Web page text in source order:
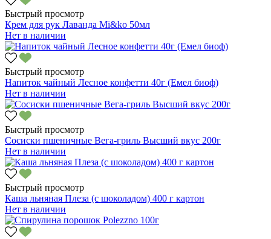
Быстрый просмотр
Крем для рук Лаванда Mi&ko 50мл
Нет в наличии
Быстрый просмотр
Напиток чайный Лесное конфетти 40г (Емел биоф)
Нет в наличии
Быстрый просмотр
Сосиски пшеничные Вега-гриль Высший вкус 200г
Нет в наличии
Быстрый просмотр
Каша льняная Плеза (с шоколадом) 400 г картон
Нет в наличии